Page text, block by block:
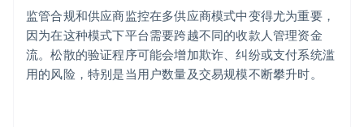
监管合规和供应商监控在多供应商模式中变得尤为重要，
因为在这种模式下平台需要跨越不同的收款人管理资金
流。松散的验证程序可能会增加欺诈、纠纷或支付系统滥
用的风险，特别是当用户数量及交易规模不断攀升时。